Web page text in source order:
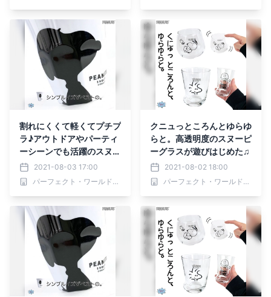
割れにくくて軽くてプチプ
ラ♪アウトドアやパーティ
ーシーンでも活躍のスヌー
ピーメラミンカップに新デ
ザイン
2021-08-03 17:00
パーフェクト・ワールド株式会社
クニュっところんとゆらゆ
らと。高透明度のスヌーピ
ーグラスが遊びはじめた♫
2021-08-02 18:00
パーフェクト・ワールド株式会社